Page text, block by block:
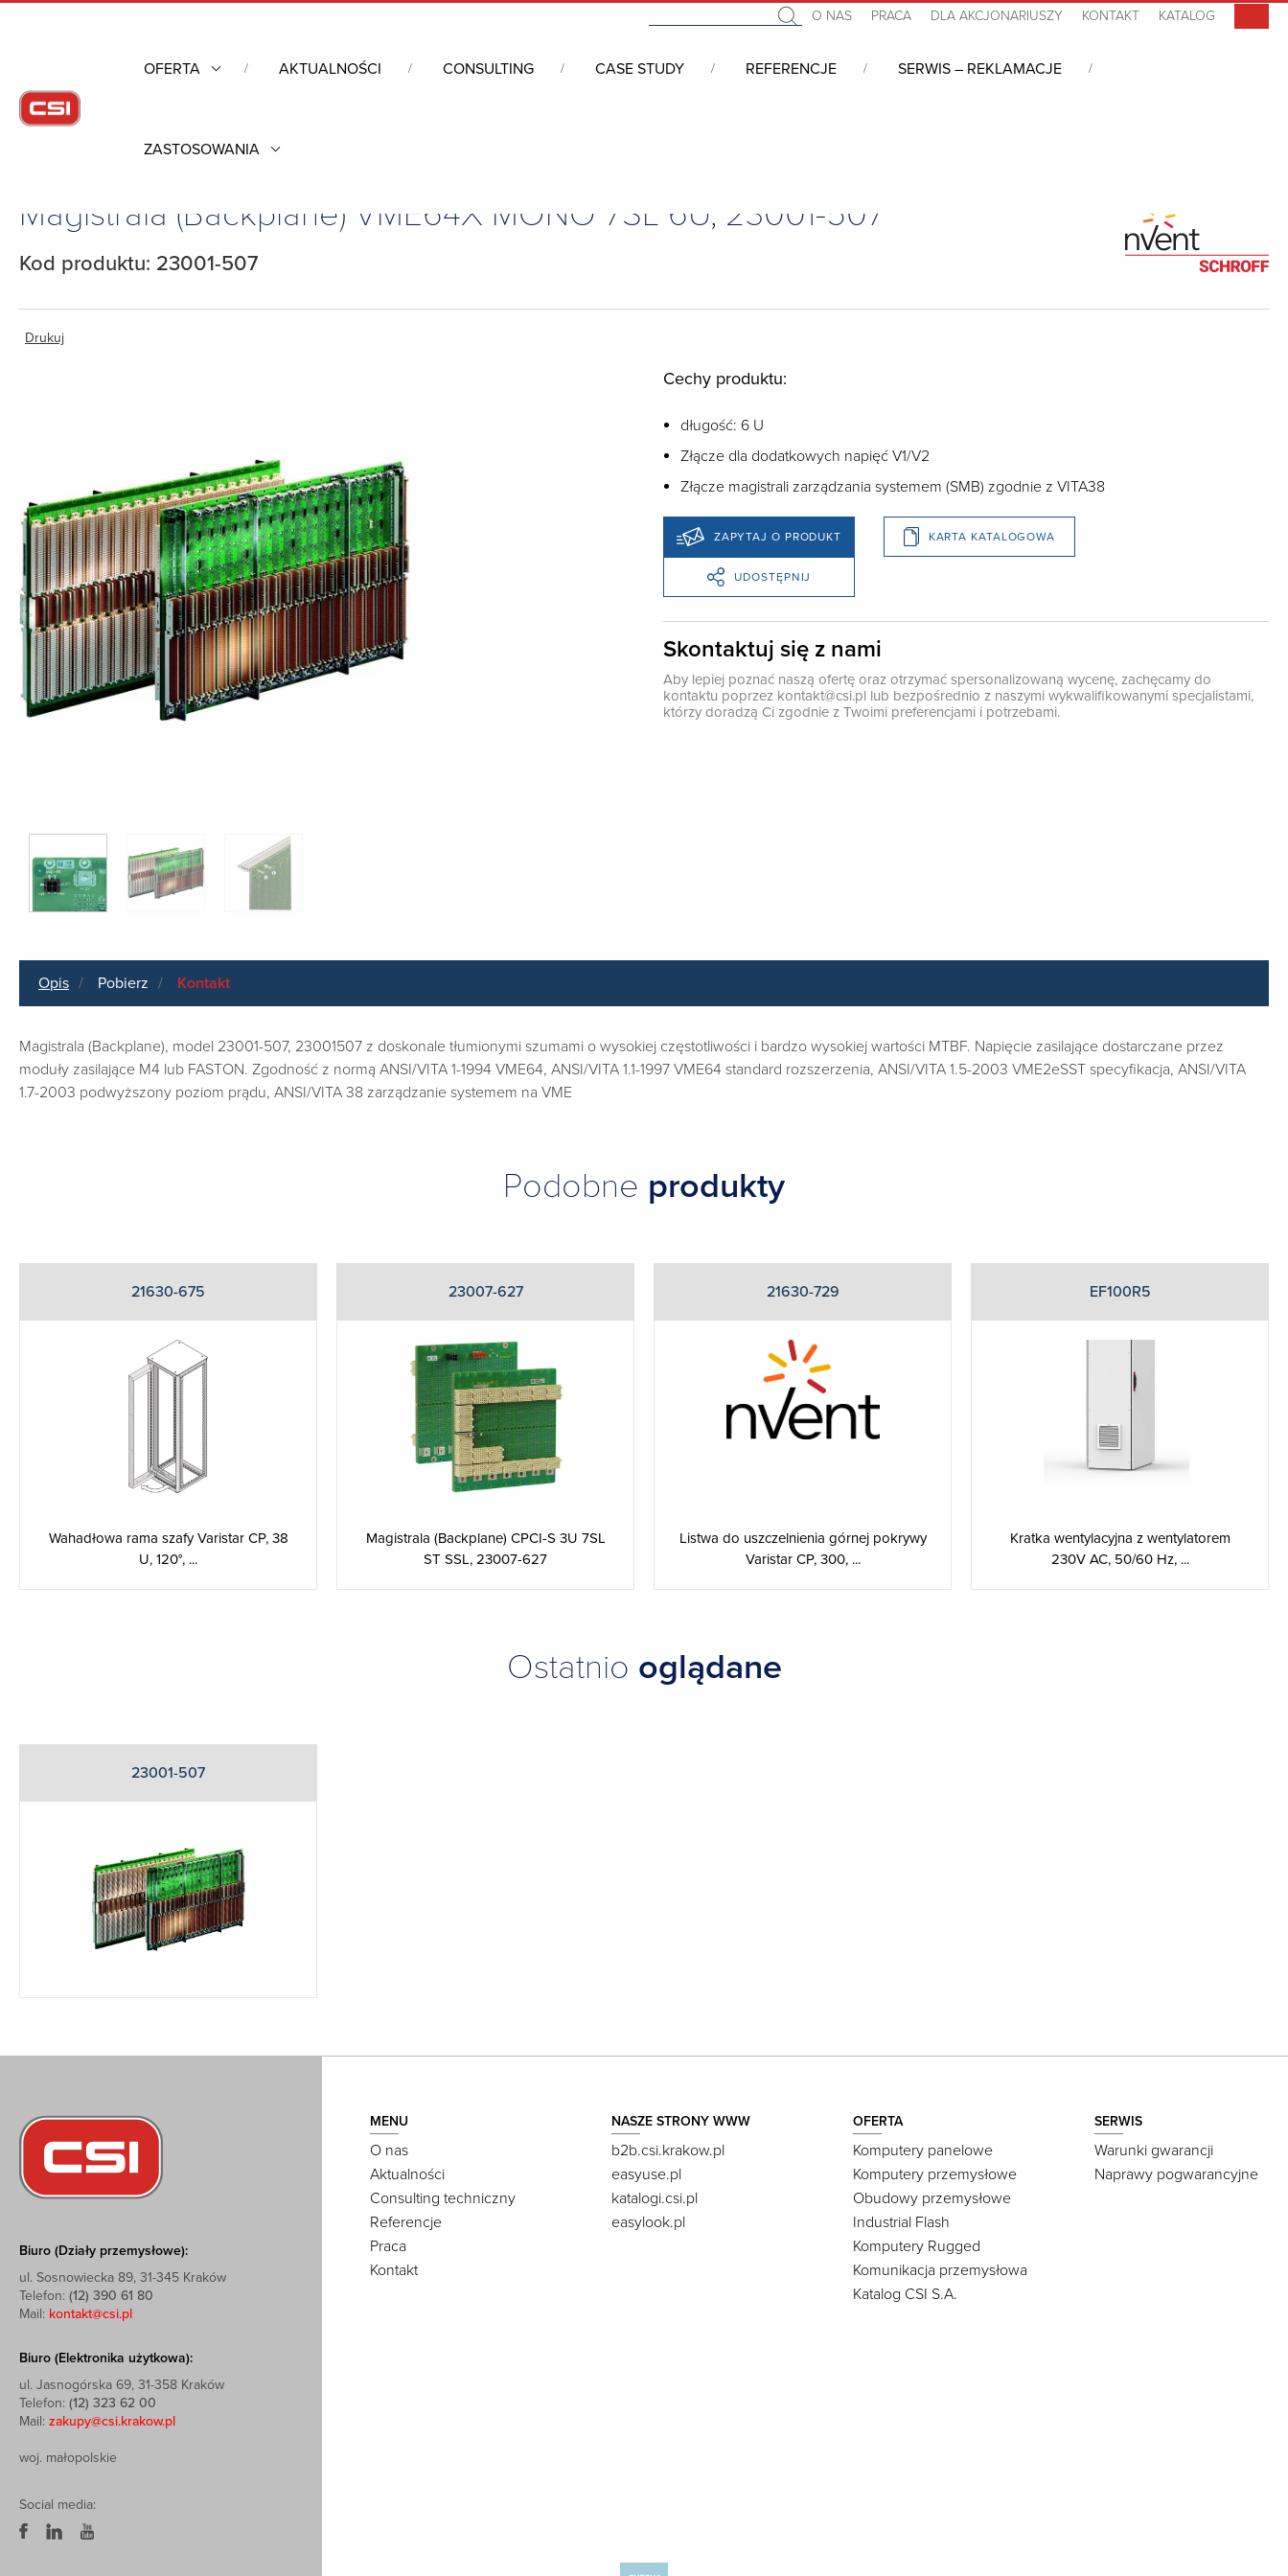
O NAS PRACA DLA AKCJONARIUSZY KONTAKT KATALOG
OFERTA AKTUALNOŚCI CONSULTING CASE STUDY REFERENCJE SERWIS – REKLAMACJE
ZASTOSOWANIA
Obudowy przemysłowe
Magistrala (Backplane) VME64X MONO 7SL 6U, 23001-507
Kod produktu: 23001-507
Drukuj
Cechy produktu:
długość: 6 U
Złącze dla dodatkowych napięć V1/V2
Złącze magistrali zarządzania systemem (SMB) zgodnie z VITA38
ZAPYTAJ O PRODUKT KARTA KATALOGOWA
UDOSTĘPNIJ
Skontaktuj się z nami
Aby lepiej poznać naszą ofertę oraz otrzymać spersonalizowaną wycenę, zachęcamy do
kontaktu poprzez kontakt@csi.pl lub bezpośrednio z naszymi wykwalifikowanymi specjalistami,
którzy doradzą Ci zgodnie z Twoimi preferencjami i potrzebami.
Opis Pobierz Kontakt
Magistrala (Backplane), model 23001-507, 23001507 z doskonale tłumionymi szumami o wysokiej częstotliwości i bardzo wysokiej wartości MTBF. Napięcie zasilające dostarczane przez
moduły zasilające M4 lub FASTON. Zgodność z normą ANSI/VITA 1-1994 VME64, ANSI/VITA 1.1-1997 VME64 standard rozszerzenia, ANSI/VITA 1.5-2003 VME2eSST specyfikacja, ANSI/VITA
1.7-2003 podwyższony poziom prądu, ANSI/VITA 38 zarządzanie systemem na VME
Podobne produkty
21630-675
Wahadłowa rama szafy Varistar CP, 38
U, 120°, ...
23007-627
Magistrala (Backplane) CPCI-S 3U 7SL
ST SSL, 23007-627
21630-729
Listwa do uszczelnienia górnej pokrywy
Varistar CP, 300, ...
EF100R5
Kratka wentylacyjna z wentylatorem
230V AC, 50/60 Hz, ...
Ostatnio oglądane
23001-507
Biuro (Działy przemysłowe):
ul. Sosnowiecka 89, 31-345 Kraków
Telefon: (12) 390 61 80
Mail: kontakt@csi.pl
Biuro (Elektronika użytkowa):
ul. Jasnogórska 69, 31-358 Kraków
Telefon: (12) 323 62 00
Mail: zakupy@csi.krakow.pl
woj. małopolskie
Social media:
MENU
O nas
Aktualności
Consulting techniczny
Referencje
Praca
Kontakt
NASZE STRONY WWW
b2b.csi.krakow.pl
easyuse.pl
katalogi.csi.pl
easylook.pl
OFERTA
Komputery panelowe
Komputery przemysłowe
Obudowy przemysłowe
Industrial Flash
Komputery Rugged
Komunikacja przemysłowa
Katalog CSI S.A.
SERWIS
Warunki gwarancji
Naprawy pogwarancyjne